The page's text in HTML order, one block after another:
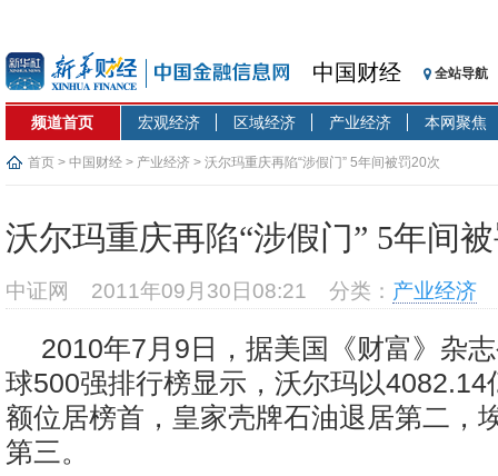
中国财经 全站导航
频道首页 宏观经济 区域经济 产业经济 本网聚焦
首页 > 中国财经 > 产业经济 > 沃尔玛重庆再陷“涉假门” 5年间被罚20次
沃尔玛重庆再陷“涉假门” 5年间
中证网 2011年09月30日08:21 分类： 产业经济
2010年7月9日，据美国《财富》杂
球500强排行榜显示，沃尔玛以4082.14
额位居榜首，皇家壳牌石油退居第二，
第三。